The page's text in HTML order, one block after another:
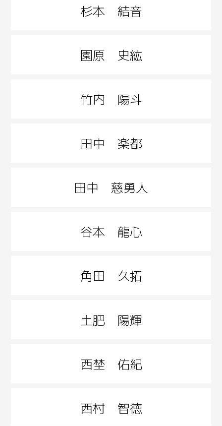
杉本 結音
園原 史紘
竹内 陽斗
田中 楽都
田中 慈勇人
谷本 龍心
角田 久拓
土肥 陽輝
西埜 佑紀
西村 智徳